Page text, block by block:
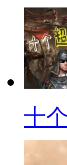
十